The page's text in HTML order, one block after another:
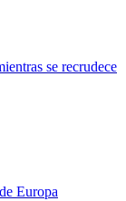
se recrudece
Europa